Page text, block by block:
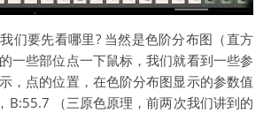
们要先看哪里? 当然是色阶分布图（直方
一些部位点一下鼠标，我们就看到一些参
，点的位置，在色阶分布图显示的参数值
B:55.7 （三原色原理，前两次我们讲到的